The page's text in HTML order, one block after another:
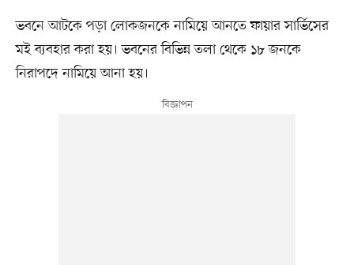
ভবনে আটকে পড়া লোকজনকে নামিয়ে আনতে ফায়ার সার্ভিসের
মই ব্যবহার করা হয়। ভবনের বিভিন্ন তলা থেকে ১৮ জনকে
নিরাপদে নামিয়ে আনা হয়।